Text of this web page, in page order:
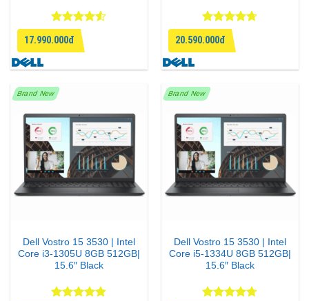
Được xếp
hạng
4.5
5 sao
17.990.000đ
Được xếp
hạng
4.71
5 sao
20.590.000đ
Brand New
Dell Vostro 15 3530 | Intel
Core i3-1305U 8GB 512GB|
15.6″ Black
Brand New
Dell Vostro 15 3530 | Intel
Core i5-1334U 8GB 512GB|
15.6″ Black